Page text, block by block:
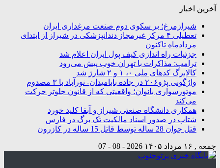
آخرین اخبار
شیرازمرغ؛ بر سکوی دوم صنعت مرغداری ایران
تعطیلی ۴ مرکز غیرمجاز دندانپزشکی در شیراز از ابتدای
مردادماه تاکنون
جزئیات راه اندازی کیف پول ایران اعلام شد
ترامپ: مذاکرات با تهران خوب پیش می‌رود
کالابرگ کدهای ملی ۰، ۱ و ۲ شارژ شد
واژگونی پژو۲۰۶ در جاده بابامیدان- نورآباد با ۳ مصدوم
موتورسواری بانوان؛ واقعیتی که از قانون جلوتر حرکت
می‌کند
همکاری دانشگاه صنعتی شیراز و آبفا کلید خورد
شتاب در صدور اسناد مالکیت تک برگ در فارس
قتل جوان 28 ساله توسط قاتل 15 ساله در کازرون
جمعه , ۱۶ مرداد ۱۴۰۵ 2026 - 08 - 07